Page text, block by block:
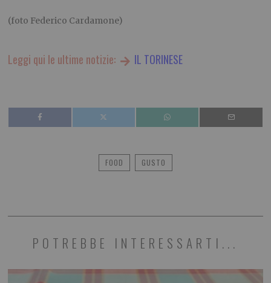
(foto Federico Cardamone)
Leggi qui le ultime notizie: IL TORINESE
FOOD GUSTO
POTREBBE INTERESSARTI...